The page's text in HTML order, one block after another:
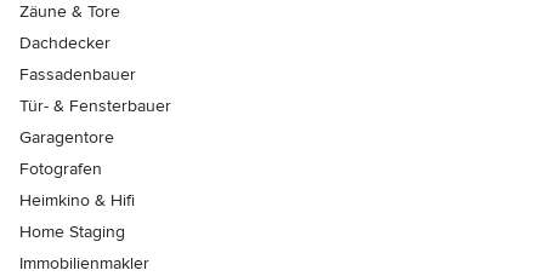
Zäune & Tore
Dachdecker
Fassadenbauer
Tür- & Fensterbauer
Garagentore
Fotografen
Heimkino & Hifi
Home Staging
Immobilienmakler